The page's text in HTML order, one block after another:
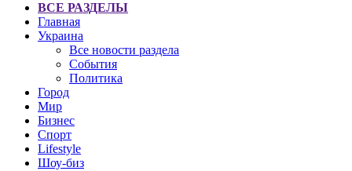
ВСЕ РАЗДЕЛЫ
Главная
Украина
Все новости раздела
События
Политика
Город
Мир
Бизнес
Спорт
Lifestyle
Шоу-биз